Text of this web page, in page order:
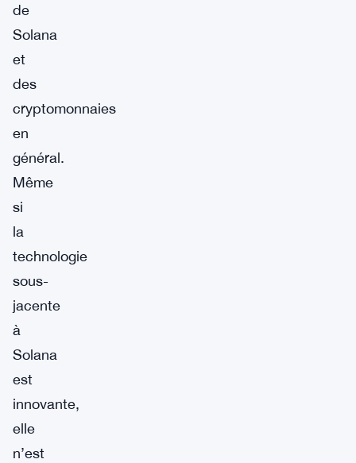
de
Solana
et
des
cryptomonnaies
en
général.
Même
si
la
technologie
sous-
jacente
à
Solana
est
innovante,
elle
n’est